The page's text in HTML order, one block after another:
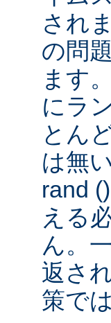
され
の問
ます
にラ
とん
は無
rand
える
ん。
返さ
策で